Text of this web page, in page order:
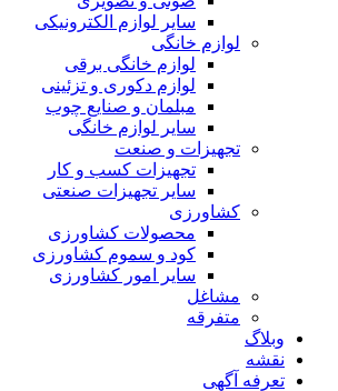
سایر لوازم الکترونیکی
لوازم خانگی
لوازم خانگی برقی
لوازم دکوری و تزئینی
مبلمان و صنایع چوب
سایر لوازم خانگی
تجهیزات و صنعت
تجهیزات کسب و کار
سایر تجهیزات صنعتی
کشاورزی
محصولات کشاورزی
کود و سموم کشاورزی
سایر امور کشاورزی
مشاغل
متفرقه
وبلاگ
نقشه
تعرفه آگهی